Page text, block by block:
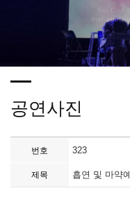
For God
that
공연사진
번호 323
제목 흡연 및 마약